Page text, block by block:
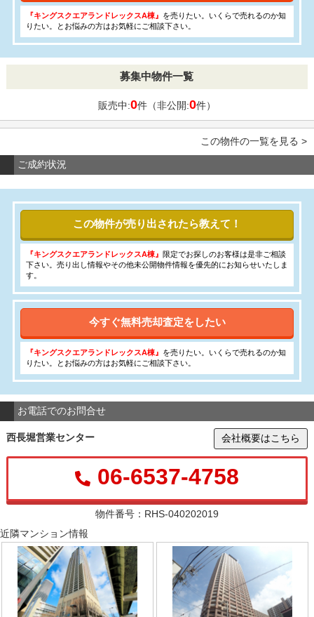
『キングスクエアランドレックスA棟』 を売りたい。いくらで売れるのか知
りたい。とお悩みの方はお気軽にご相談下さい。
募集中物件一覧
販売中:0件（非公開:0件）
この物件の一覧を見る >
ご成約状況
この物件が売り出されたら教えて！
『キングスクエアランドレックスA棟』 限定でお探しのお客様は是非ご相談
下さい。売り出し情報やその他未公開物件情報を優先的にお知らせいたしま
す。
今すぐ無料売却査定をしたい
『キングスクエアランドレックスA棟』 を売りたい。いくらで売れるのか知
りたい。とお悩みの方はお気軽にご相談下さい。
お電話でのお問合せ
西長堀営業センター 会社概要はこちら
06-6537-4758
物件番号：RHS-040202019
近隣マンション情報